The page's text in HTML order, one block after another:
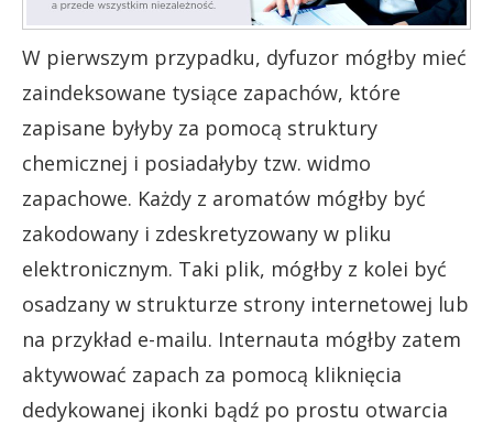
W pierwszym przypadku, dyfuzor mógłby mieć
zaindeksowane tysiące zapachów, które
zapisane byłyby za pomocą struktury
chemicznej i posiadałyby tzw. widmo
zapachowe. Każdy z aromatów mógłby być
zakodowany i zdeskretyzowany w pliku
elektronicznym. Taki plik, mógłby z kolei być
osadzany w strukturze strony internetowej lub
na przykład e-mailu. Internauta mógłby zatem
aktywować zapach za pomocą kliknięcia
dedykowanej ikonki bądź po prostu otwarcia